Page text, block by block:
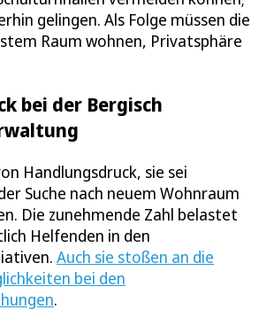
gelingen. Als Folge müssen die
Raum wohnen, Privatsphäre
bei der Bergisch
Handlungsdruck, sie sei
Suche nach neuem Wohnraum
Die zunehmende Zahl belastet
Helfenden in den
Auch sie stoßen an die
bei den
.